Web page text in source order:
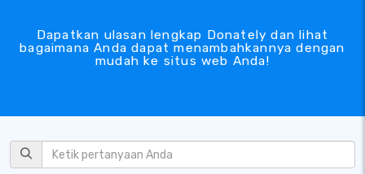
Dapatkan ulasan lengkap Donately dan lihat
bagaimana Anda dapat menambahkannya dengan
mudah ke situs web Anda!